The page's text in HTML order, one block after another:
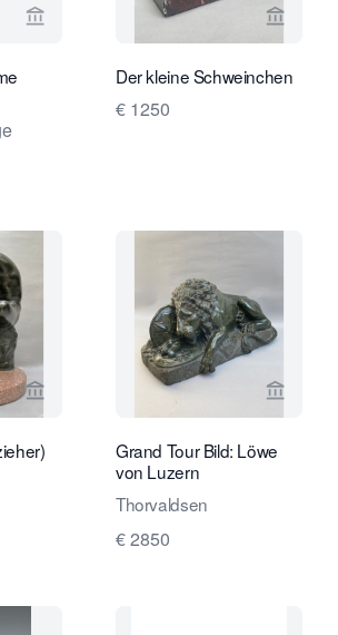
Verkaeuferseite von Limburg
Der kleine Schweinchen
€ 1250
Verkaeuferseite von Robert
Grand Tour Bild: Löwe
von Luzern
Thorvaldsen
€ 2850